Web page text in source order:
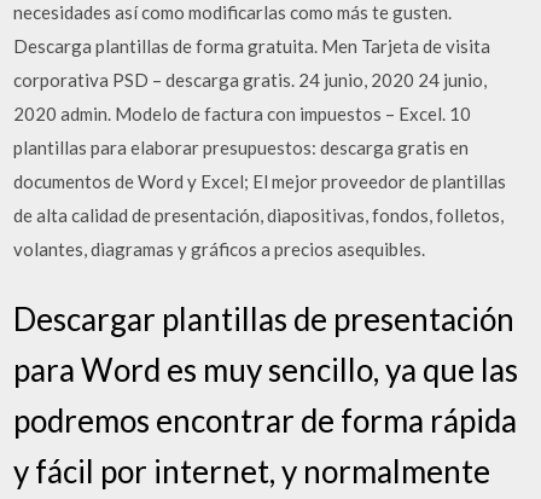
necesidades así como modificarlas como más te gusten.
Descarga plantillas de forma gratuita. Men Tarjeta de visita
corporativa PSD – descarga gratis. 24 junio, 2020 24 junio,
2020 admin. Modelo de factura con impuestos – Excel. 10
plantillas para elaborar presupuestos: descarga gratis en
documentos de Word y Excel; El mejor proveedor de plantillas
de alta calidad de presentación, diapositivas, fondos, folletos,
volantes, diagramas y gráficos a precios asequibles.
Descargar plantillas de presentación
para Word es muy sencillo, ya que las
podremos encontrar de forma rápida
y fácil por internet, y normalmente